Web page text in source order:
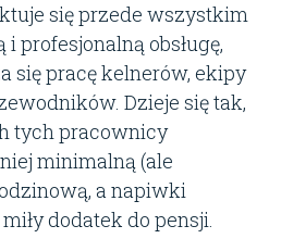
się przede wszystkim
profesjonalną obsługę,
się pracę kelnerów, ekipy
Dzieje się tak,
tych pracownicy
minimalną (ale
a napiwki
dodatek do pensji.